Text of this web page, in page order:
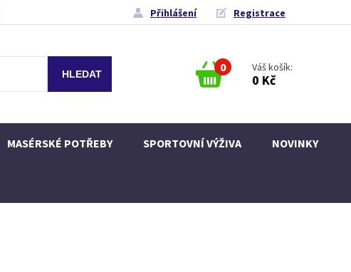
Přihlášení Registrace
0 Váš košík:
0 Kč
MASÉRSKÉ POTŘEBY SPORTOVNÍ VÝŽIVA NOVINKY